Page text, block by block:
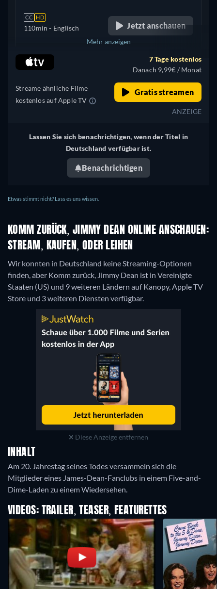
CC HD
110min - Englisch Jetzt anschauen
Vereinigtes Königreich
Mehr anzeigen
Streame ähnliche Filme
kostenlos auf Apple TV
7 Tage kostenlos
Danach 9,99€ / Monat
Gratis streamen
ANZEIGE
Lassen Sie sich benachrichtigen, wenn der Titel in
Deutschland verfügbar ist.
Benachrichtigen
Etwas stimmt nicht? Lass es uns wissen.
KOMM ZURÜCK, JIMMY DEAN ONLINE ANSCHAUEN:
STREAM, KAUFEN, ODER LEIHEN
Wir konnten in Deutschland keine Streaming-Optionen
finden, aber Komm zurück, Jimmy Dean ist in Vereinigte
Staaten (US) und 9 weiteren Ländern auf Kanopy, Apple TV
Store und 3 weiteren Diensten verfügbar.
Diese Anzeige entfernen
INHALT
Am 20. Jahrestag seines Todes versammeln sich die
Mitglieder eines James-Dean-Fanclubs in einem Five-and-
Dime-Laden zu einem Wiedersehen.
VIDEOS: TRAILER, TEASER, FEATURETTES